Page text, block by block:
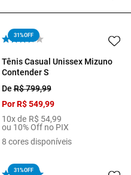
31%OFF
Tênis Casual Unissex Mizuno
Contender S
DeR$799,99
PorR$ 549,99
10x de R$ 54,99
ou 10% Off no PIX
8 cores disponíveis
31%OFF